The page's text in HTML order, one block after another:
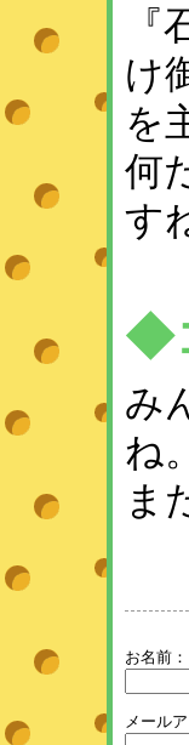
け
を
何
す
◆
み
ね。
ま
お名前
メール